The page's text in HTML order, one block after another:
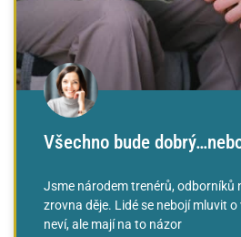
Všechno bude
Jsme národem trenérů, odborníků
zrovna děje. Lidé se nebojí mluvit
neví, ale mají na to názor